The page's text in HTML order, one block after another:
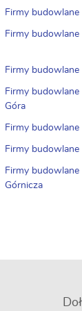
Firmy budowlane
Firmy budowlane
Firmy budowlane
Firmy budowlane
Góra
Firmy budowlane
Firmy budowlane
Firmy
Górnicza